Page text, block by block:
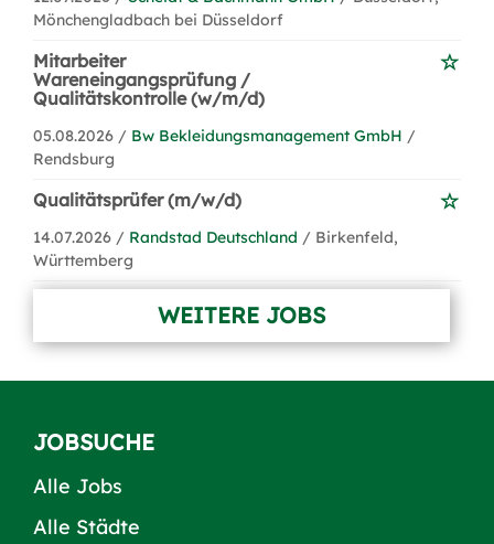
Mönchengladbach bei Düsseldorf
Mitarbeiter
Wareneingangsprüfung /
Qualitätskontrolle (w/m/d)
05.08.2026 / Bw Bekleidungsmanagement GmbH /
Rendsburg
Qualitätsprüfer (m/w/d)
14.07.2026 / Randstad Deutschland / Birkenfeld,
Württemberg
WEITERE JOBS
JOBSUCHE
Alle Jobs
Alle Städte